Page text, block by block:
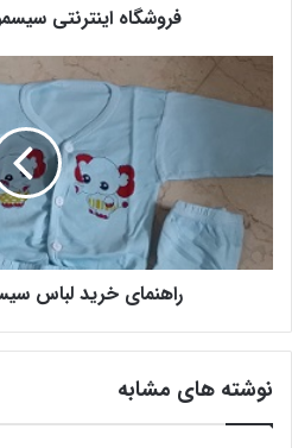
فروشگاه اینترنتی
راهنمای خرید لباس
نوشته های مشابه